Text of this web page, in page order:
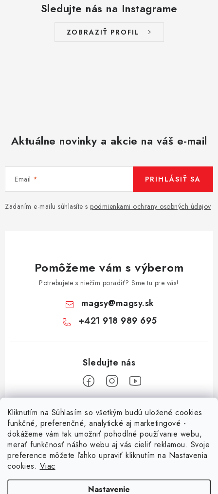
Kliknutím na Súhlasím so všetkým budú uložené cookies
funkčné, preferenčné, analytické aj marketingové -
dokážeme vám tak umožniť pohodlné používanie webu,
merať funkčnosť nášho webu aj vás cieliť reklamou. Svoje
preference môžete ľahko upraviť kliknutím na Nastavenia
cookies. Viac
Nastavenie
Sledujte nás na Instagrame
ZOBRAZIŤ PROFIL
Aktuálne novinky a akcie na váš e-mail
Email
Zadaním e-mailu súhlasíte s podmienkami ochrany osobných údajov
PRIHLÁSIŤ SA
Pomôžeme vám s výberom
Potrebujete s niečím poradiť? Sme tu pre vás!
magsy@magsy.sk
+421 918 989 695
Informácie pre vás
O nás
Obchodné podmienky
Facebook